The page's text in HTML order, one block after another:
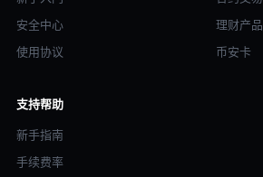
安全中心
使用协议
理财产品
币安卡
支持帮助
新手指南
手续费率